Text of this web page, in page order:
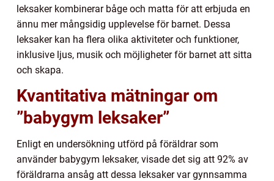
leksaker kombinerar båge och matta för att erbjuda en
ännu mer mångsidig upplevelse för barnet. Dessa
leksaker kan ha flera olika aktiviteter och funktioner,
inklusive ljus, musik och möjligheter för barnet att sitta
och skapa.
Kvantitativa mätningar om
”babygym leksaker”
Enligt en undersökning utförd på föräldrar som
använder babygym leksaker, visade det sig att 92% av
föräldrarna ansåg att dessa leksaker var gynnsamma